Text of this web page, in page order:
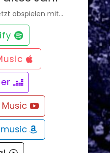
abspielen mit…